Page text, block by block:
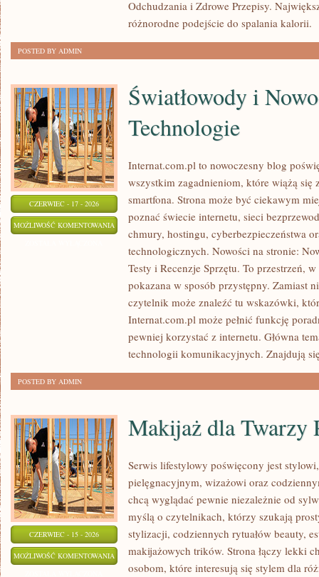
Odchudzania i Zdrowe Przepisy.
różnorodne podejście do spalania kalorii.
POSTED BY ADMIN
CZERWIEC - 17 - 2026
MOŻLIWOŚĆ KOMENTOWANIA ŚWIATŁOWODY
TECHNOLOGIE
Światłowody i
Technologie
Internat.com.pl to nowoczesny blog
wszystkim zagadnieniom, które wiążą się
smartfona. Strona może być ciekawym
poznać świecie internetu, sieci
chmury, hostingu, cyberbezpieczeństwa
technologicznych. Nowości na stronie:
Testy i Recenzje Sprzętu. To przestrzeń,
pokazana w sposób przystępny. Zamiast
czytelnik może znaleźć tu wskazówki,
Internat.com.pl może pełnić funkcję
pewniej korzystać z internetu. Główna
technologii komunikacyjnych. Znajdują
POSTED BY ADMIN
CZERWIEC - 15 - 2026
MOŻLIWOŚĆ KOMENTOWANIA MAKIJAŻ
Makijaż dla Twarzy
Serwis lifestylowy poświęcony jest
pielęgnacyjnym, wizażowi oraz
chcą wyglądać pewnie niezależnie od
myślą o czytelnikach, którzy szukają
stylizacji, codziennych rytuałów beauty,
makijażowych trików. Strona łączy lekki
osobom, które interesują się stylem dla